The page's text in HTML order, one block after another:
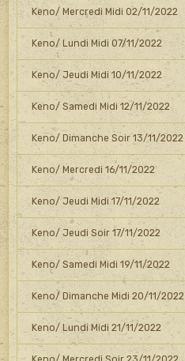
Keno/ Mercredi Midi 02/11/2022
Keno/ Lundi Midi 07/11/2022
Keno/ Jeudi Midi 10/11/2022
Keno/ Samedi Midi 12/11/2022
Keno/ Dimanche Soir 13/11/2022
Keno/ Mercredi 16/11/2022
Keno/ Jeudi Midi 17/11/2022
Keno/ Jeudi Soir 17/11/2022
Keno/ Samedi Midi 19/11/2022
Keno/ Dimanche Midi 20/11/2022
Keno/ Lundi Midi 21/11/2022